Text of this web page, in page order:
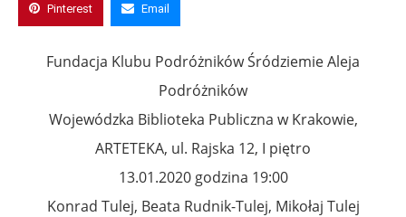
Pinterest Email
Fundacja Klubu Podróżników Śródziemie Aleja
Podróżników
Wojewódzka Biblioteka Publiczna w Krakowie,
ARTETEKA, ul. Rajska 12, I piętro
13.01.2020 godzina 19:00
Konrad Tulej, Beata Rudnik-Tulej, Mikołaj Tulej